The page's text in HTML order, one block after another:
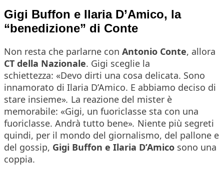
Gigi Buffon e Ilaria D’Amico, la
“benedizione” di Conte
Non resta che parlarne con Antonio Conte, allora
CT della Nazionale. Gigi sceglie la
schiettezza: «Devo dirti una cosa delicata. Sono
innamorato di Ilaria D’Amico. E abbiamo deciso di
stare insieme». La reazione del mister è
memorabile: «Gigi, un fuoriclasse sta con una
fuoriclasse. Andrà tutto bene». Niente più segreti
quindi, per il mondo del giornalismo, del pallone e
del gossip, Gigi Buffon e Ilaria D’Amico sono una
coppia.